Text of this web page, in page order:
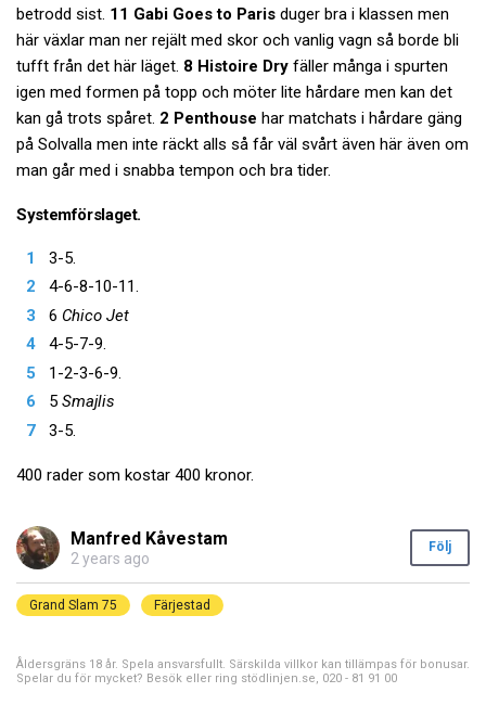
betrodd sist. 11 Gabi Goes to Paris duger bra i klassen men
här växlar man ner rejält med skor och vanlig vagn så borde bli
tufft från det här läget. 8 Histoire Dry fäller många i spurten
igen med formen på topp och möter lite hårdare men kan det
kan gå trots spåret. 2 Penthouse har matchats i hårdare gäng
på Solvalla men inte räckt alls så får väl svårt även här även om
man går med i snabba tempon och bra tider.
Systemförslaget.
3-5.
4-6-8-10-11.
6 Chico Jet
4-5-7-9.
1-2-3-6-9.
5 Smajlis
3-5.
400 rader som kostar 400 kronor.
Manfred Kåvestam
2 years ago
Följ
Grand Slam 75 Färjestad
Åldersgräns 18 år. Spela ansvarsfullt. Särskilda villkor kan tillämpas för bonusar.
Spelar du för mycket? Besök eller ring stödlinjen.se, 020 - 81 91 00